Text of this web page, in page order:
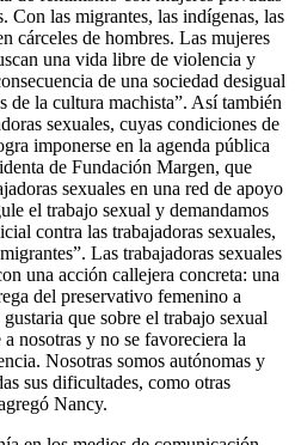
Con las migrantes, las indígenas, las
cárceles de hombres. Las mujeres
una vida libre de violencia y
de una sociedad desigual
de la cultura machista”. Así también
sexuales, cuyas condiciones de
imponerse en la agenda pública
de Fundación Margen, que
sexuales en una red de apoyo
el trabajo sexual y demandamos
contra las trabajadoras sexuales,
Las trabajadoras sexuales
una acción callejera concreta: una
del preservativo femenino a
que sobre el trabajo sexual
nosotras y no se favoreciera la
Nosotras somos autónomas y
sus dificultades, como otras
Nancy.